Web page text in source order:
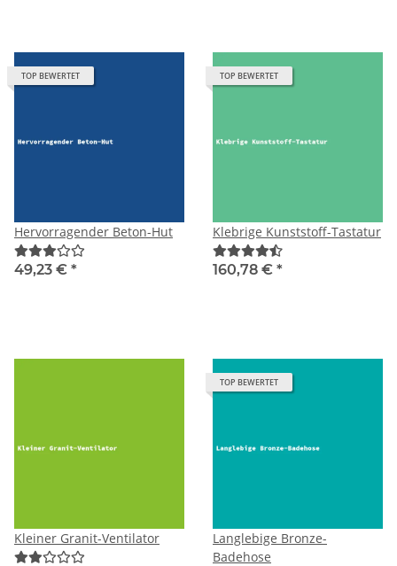
TOP BEWERTET
Hervorragender Beton-Hut
49,23 € *
TOP BEWERTET
Klebrige Kunststoff-Tastatur
160,78 € *
Kleiner Granit-Ventilator
TOP BEWERTET
Langlebige Bronze-
Badehose